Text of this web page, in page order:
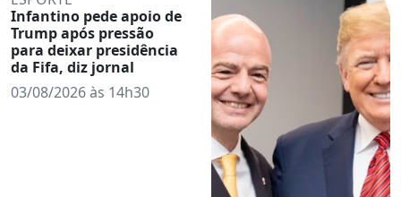
Infantino pede apoio de
Trump após pressão
para deixar presidência
da Fifa, diz jornal
03/08/2026 às 14h30